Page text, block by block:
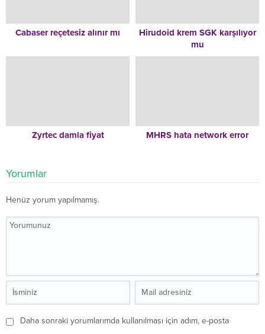
Cabaser reçetesiz alınır mı
Hirudoid krem SGK karşılıyor
mu
Zyrtec damla fiyat MHRS hata network error
Yorumlar
Henüz yorum yapılmamış.
Daha sonraki yorumlarımda kullanılması için adım, e-posta